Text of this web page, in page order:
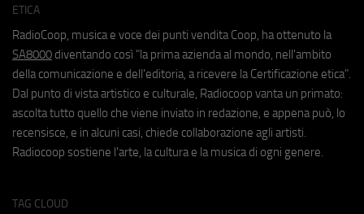
ETICA
RadioCoop, musica e voce dei punti vendita Coop, ha ottenuto la
SA8000 diventando così "la prima azienda al mondo, nell'ambito
della comunicazione e dell'editoria, a ricevere la Certificazione etica".
Dal punto di vista artistico e culturale, Radiocoop vanta un primato:
ascolta tutto quello che viene inviato in redazione, e appena può, lo
recensisce, e in alcuni casi, chiede collaborazione agli artisti.
Radiocoop sostiene l'arte, la cultura e la musica di ogni genere.
TAG CLOUD